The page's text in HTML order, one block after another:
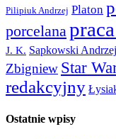
Pilipiuk Andrzej Platon
porcelana
J. K. Sapkowski Andrzej
Zbigniew Star
redakcyjny
Ostatnie wpisy